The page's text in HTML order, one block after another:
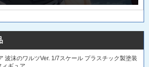
波沫のワルツVer. 1/7スケール プラスチック製塗装